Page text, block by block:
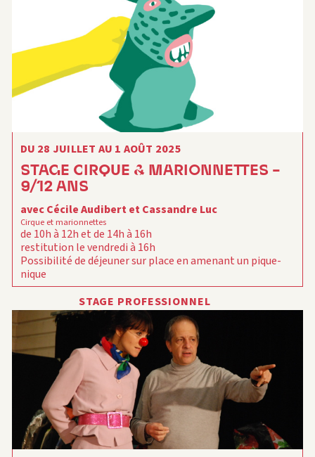
DU 28 JUILLET AU 1 AOÛT 2025
STAGE CIRQUE & MARIONNETTES –
9/12 ANS
avec Cécile Audibert et Cassandre Luc
Cirque et marionnettes
de 10h à 12h et de 14h à 16h
restitution le vendredi à 16h
Possibilité de déjeuner sur place en amenant un pique-
nique
En partenariat avec le METT (atelier de la marionnette)
STAGE PROFESSIONNEL